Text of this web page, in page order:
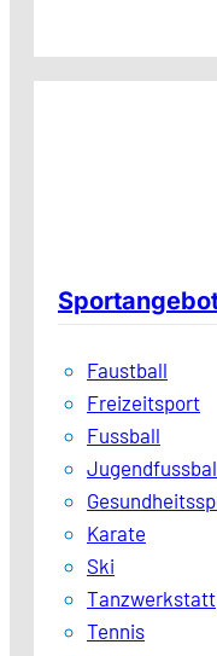
Faustball
Freizeitsport
Fussball
Karate
Ski
Tanzwerkstatt
Tennis